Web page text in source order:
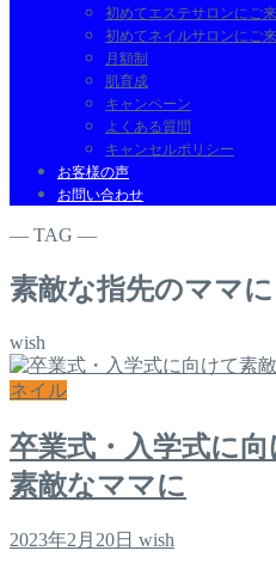
初めてエステサロンにご
初めてネイルサロンにご
月額制
肌育成
キャンペーン
よくある質問
キャンセルポリシー
お客様の声
お問い合わせ
― TAG ―
素敵な指先のママに
wish
ネイル
卒業式・入学式に
素敵なママに
2023年2月20日 wish